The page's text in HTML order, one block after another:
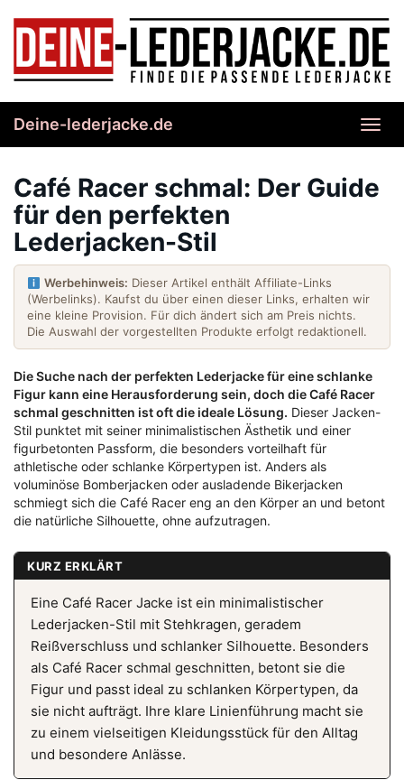
content
Deine-lederjacke.de
Café Racer schmal: Der Guide
für den perfekten
Lederjacken-Stil
Werbehinweis: Dieser Artikel enthält Affiliate-Links
(Werbelinks). Kaufst du über einen dieser Links, erhalten wir
eine kleine Provision. Für dich ändert sich am Preis nichts.
Die Auswahl der vorgestellten Produkte erfolgt redaktionell.
Die Suche nach der perfekten Lederjacke für eine schlanke
Figur kann eine Herausforderung sein, doch die Café Racer
schmal geschnitten ist oft die ideale Lösung. Dieser Jacken-
Stil punktet mit seiner minimalistischen Ästhetik und einer
figurbetonten Passform, die besonders vorteilhaft für
athletische oder schlanke Körpertypen ist. Anders als
voluminöse Bomberjacken oder ausladende Bikerjacken
schmiegt sich die Café Racer eng an den Körper an und betont
die natürliche Silhouette, ohne aufzutragen.
KURZ ERKLÄRT
Eine Café Racer Jacke ist ein minimalistischer
Lederjacken-Stil mit Stehkragen, geradem
Reißverschluss und schlanker Silhouette. Besonders
als Café Racer schmal geschnitten, betont sie die
Figur und passt ideal zu schlanken Körpertypen, da
sie nicht aufträgt. Ihre klare Linienführung macht sie
zu einem vielseitigen Kleidungsstück für den Alltag
und besondere Anlässe.